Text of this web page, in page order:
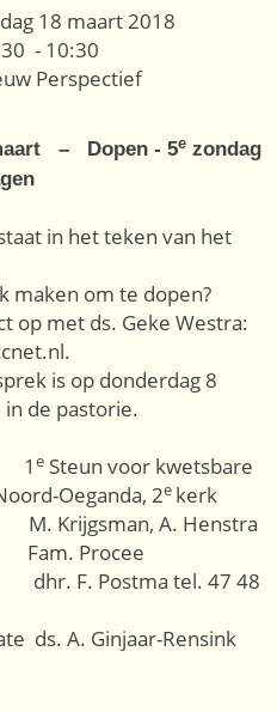
18 maart 2018
- 10:30
Perspectief
– Dopen - 5e zondag
in het teken van het
maken om te dopen?
op met ds. Geke Westra:
is op donderdag 8
de pastorie.
1 e Steun voor kwetsbare
Oeganda, 2e kerk
M. Krijgsman, A. Henstra
Fam. Procee
dhr. F. Postma tel. 47 48
ds. A. Ginjaar-Rensink